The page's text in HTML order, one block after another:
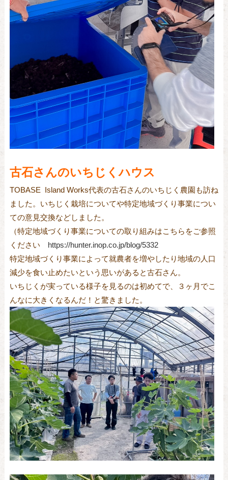
古石さんのいちじくハウス
TOBASE Island Works代表の古石さんのいちじく農園も訪ね
ました。いちじく栽培についてや特定地域づくり事業につい
ての意見交換などしました。
（特定地域づくり事業についての取り組みはこちらをご参照
ください https://hunter.inop.co.jp/blog/5332
特定地域づくり事業によって就農者を増やしたり地域の人口
減少を食い止めたいという思いがあると古石さん。
いちじくが実っている様子を見るのは初めてで、３ヶ月でこ
んなに大きくなるんだ！と驚きました。